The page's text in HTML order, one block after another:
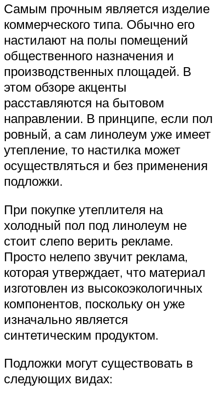
Самым прочным является изделие
коммерческого типа. Обычно его
настилают на полы помещений
общественного назначения и
производственных площадей. В
этом обзоре акценты
расставляются на бытовом
направлении. В принципе, если пол
ровный, а сам линолеум уже имеет
утепление, то настилка может
осуществляться и без применения
подложки.
При покупке утеплителя на
холодный пол под линолеум не
стоит слепо верить рекламе.
Просто нелепо звучит реклама,
которая утверждает, что материал
изготовлен из высокоэкологичных
компонентов, поскольку он уже
изначально является
синтетическим продуктом.
Подложки могут существовать в
следующих видах: